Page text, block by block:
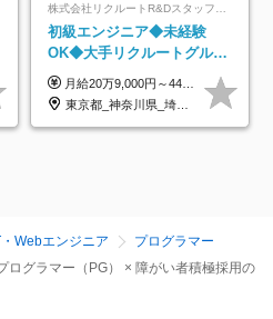
初級エンジニア◆未経験
OK◆大手リクルートグルー
プ正社員◆独自の教育体制
◆住宅手当制度あり/s
月給20万9,000円～44万円 ※試用期間6カ月あり（期間中の待遇に変更なし） ※経験・能力・前給を考慮の上、決定いたします ※時間外手当100％支給 ※派遣就業先が変更となる場合には、就業規則、労使協定等に基づき賃金が変更となる可能性があります
東京都_神奈川県_埼玉県_千葉県_大阪府_愛知県_青森県_岩手県_宮城県_秋田県_山形県_福島県_茨城県_栃木県_群馬県_山梨県_長野県_福井県_静岡県_岐阜県_三重県_兵庫県_京都府_滋賀県_奈良県_広島県_岡山県_山口県_香川県_福岡県_熊本県_佐賀県_長崎県_大分県_宮崎県_鹿児島県
・Webエンジニア
プログラマー
ログラマー（PG） × 障がい者積極採用の